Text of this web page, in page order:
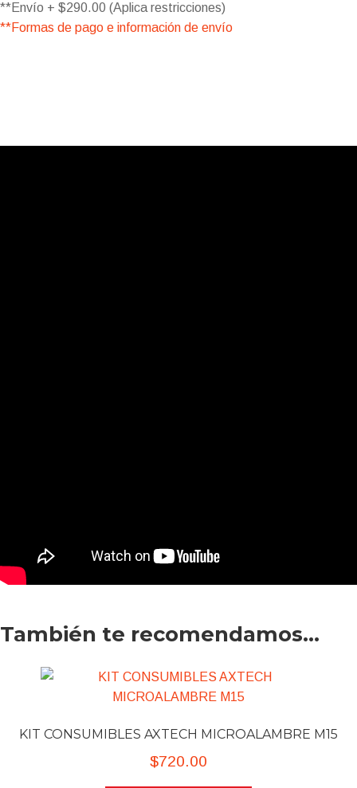
**Envío + $290.00 (Aplica restricciones)
**Formas de pago e información de envío
También te recomendamos…
KIT CONSUMIBLES AXTECH MICROALAMBRE M15
$720.00